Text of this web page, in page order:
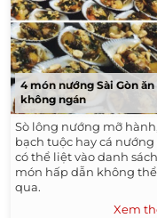
4 món nướng Sài Gòn ăn
không ngán
Sò lông nướng mỡ hành,
bạch tuộc hay cá nướng
có thể liệt vào danh
món hấp dẫn không
qua.
Xem